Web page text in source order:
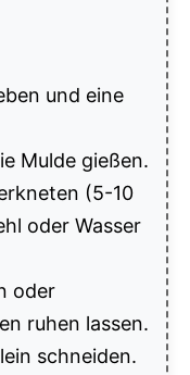
und eine
Mulde gießen.
(5-10
oder Wasser
oder
ruhen lassen.
schneiden.